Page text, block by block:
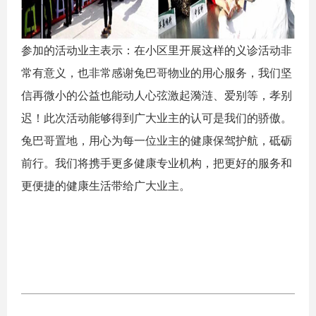
参加的活动业主表示：在小区里开展这样的义诊活动非
常有意义，也非常感谢兔巴哥物业的用心服务，我们坚
信再微小的公益也能动人心弦激起漪涟、爱别等，孝别
迟！此次活动能够得到广大业主的认可是我们的骄傲。
兔巴哥置地，用心为每一位业主的健康保驾护航，砥砺
前行。我们将携手更多健康专业机构，把更好的服务和
更便捷的健康生活带给广大业主。